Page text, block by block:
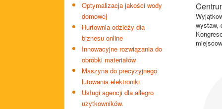
Optymalizacja jakości wody
domowej
Hurtownia odzieży dla
biznesu online
Innowacyjne rozwiązania do
obróbki materiałów
Maszyna do precyzyjnego
lutowania elektroniki
Usługi agencji dla allegro
użytkowników.
wystaw,